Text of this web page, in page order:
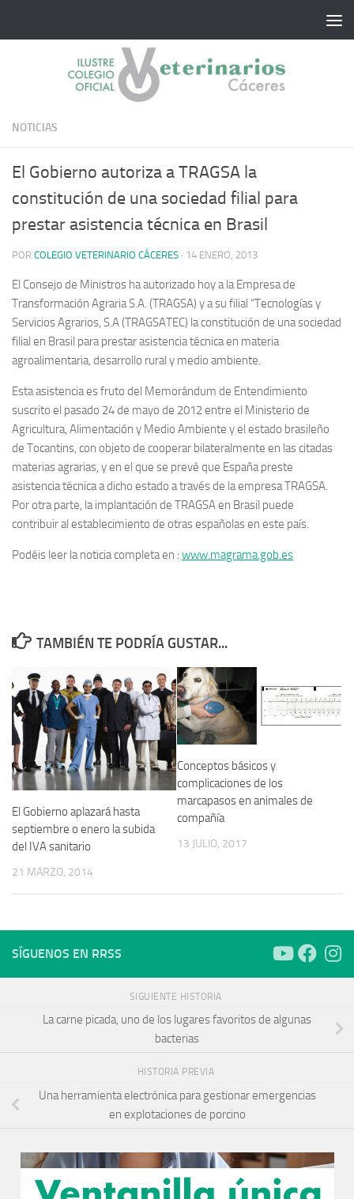
NOTICIAS
El Gobierno autoriza a TRAGSA la
constitución de una sociedad filial para
prestar asistencia técnica en Brasil
POR COLEGIO VETERINARIO CÁCERES · 14 ENERO, 2013
El Consejo de Ministros ha autorizado hoy a la Empresa de
Transformación Agraria S.A. (TRAGSA) y a su filial “Tecnologías y
Servicios Agrarios, S.A (TRAGSATEC) la constitución de una sociedad
filial en Brasil para prestar asistencia técnica en materia
agroalimentaria, desarrollo rural y medio ambiente.
Esta asistencia es fruto del Memorándum de Entendimiento
suscrito el pasado 24 de mayo de 2012 entre el Ministerio de
Agricultura, Alimentación y Medio Ambiente y el estado brasileño
de Tocantins, con objeto de cooperar bilateralmente en las citadas
materias agrarias, y en el que se prevé que España preste
asistencia técnica a dicho estado a través de la empresa TRAGSA.
Por otra parte, la implantación de TRAGSA en Brasil puede
contribuir al establecimiento de otras españolas en este país.
Podéis leer la noticia completa en : www.magrama.gob.es
TAMBIÉN TE PODRÍA GUSTAR...
El Gobierno aplazará hasta
septiembre o enero la subida
del IVA sanitario
21 MARZO, 2014
Conceptos básicos y
complicaciones de los
marcapasos en animales de
compañía
13 JULIO, 2017
SÍGUENOS EN RRSS
SIGUIENTE HISTORIA
La carne picada, uno de los lugares favoritos de algunas
bacterias
HISTORIA PREVIA
Una herramienta electrónica para gestionar emergencias
en explotaciones de porcino